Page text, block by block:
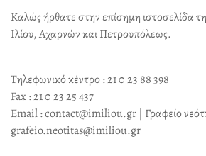
Καλώς ήρθατε στην επίσημη ιστοσελίδα
Ιλίου, Αχαρνών και Πετρουπόλεως.
Τηλεφωνικό κέντρο : 21 0 23 88 398
Fax : 21 0 23 25 437
Email : contact@imiliou.gr | Γραφείο
grafeio.neotitas@imiliou.gr